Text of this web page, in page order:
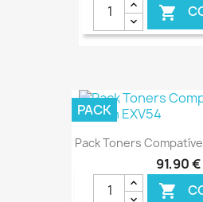

Pack Toners
91,90 €

PACK